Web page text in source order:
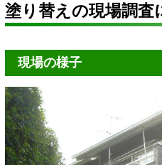
塗り替えの現場調査
現場の様子